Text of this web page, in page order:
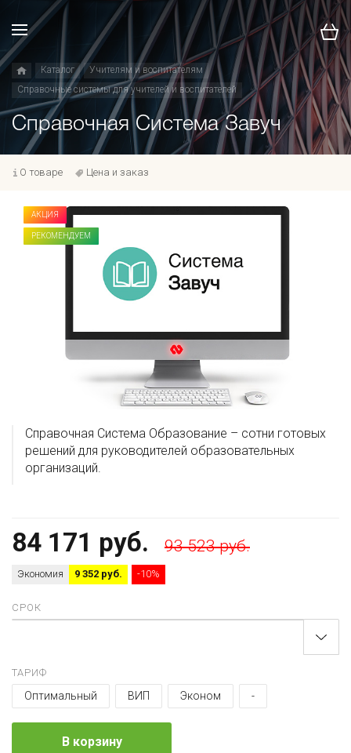
Каталог
Учителям и воспитателям
Справочные системы для учителей и воспитателей
Справочная Система Завуч
О товаре Цена и заказ
АКЦИЯ
РЕКОМЕНДУЕМ
Справочная Система Образование – сотни готовых
решений для руководителей образовательных
организаций.
84 171 руб. 93 523 руб.
Экономия 9 352 руб. -10%
СРОК
ТАРИФ
Оптимальный ВИП Эконом -
В корзину